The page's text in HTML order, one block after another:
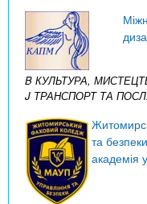
B КУЛЬТУРА,
J ТРАНСПОРТ ТА
та
академія